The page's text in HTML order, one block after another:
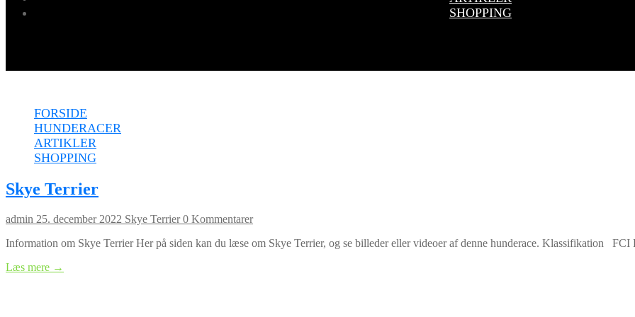
SHOPPING
FORSIDE
HUNDERACER
ARTIKLER
SHOPPING
Skye Terrier
admin 25. december 2022 Skye Terrier0 Kommentarer
Information om Skye Terrier Her på siden kan du læse om Skye Terrier, og se billeder eller videoer af denne hunderace. Klassifikation
Læs mere →